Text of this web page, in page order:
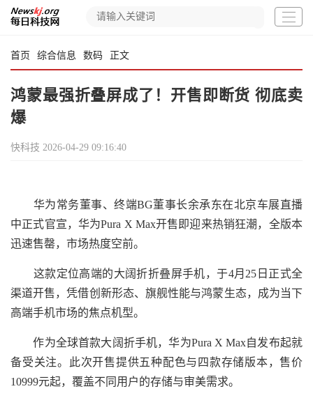
首页 综合信息 数码 正文
鸿蒙最强折叠屏成了！开售即断货 彻底卖
爆
快科技 2026-04-29 09:16:40
华为常务董事、终端BG董事长余承东在北京车展直播
中正式官宣，华为Pura X Max开售即迎来热销狂潮，全版本
迅速售罄，市场热度空前。
这款定位高端的大阔折折叠屏手机，于4月25日正式全
渠道开售，凭借创新形态、旗舰性能与鸿蒙生态，成为当下
高端手机市场的焦点机型。
作为全球首款大阔折手机，华为Pura X Max自发布起就
备受关注。此次开售提供五种配色与四款存储版本，售价
10999元起，覆盖不同用户的存储与审美需求。